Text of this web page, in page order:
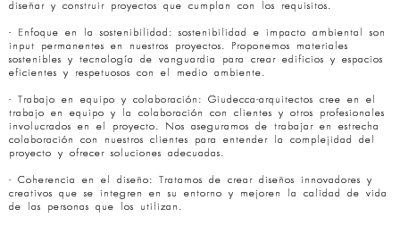
diseñar y construir proyectos que cumplan con los requisitos.
- Enfoque en la sostenibilidad: sostenibilidad e impacto ambiental son
input permanentes en nuestros proyectos. Proponemos materiales
sostenibles y tecnología de vanguardia para crear edificios y espacios
eficientes y respetuosos con el medio ambiente.
- Trabajo en equipo y colaboración: Giudecca-arquitectos cree en el
trabajo en equipo y la colaboración con clientes y otros profesionales
involucrados en el proyecto. Nos aseguramos de trabajar en estrecha
colaboración con nuestros clientes para entender la complejidad del
proyecto y ofrecer soluciones adecuadas.
- Coherencia en el diseño: Tratamos de crear diseños innovadores y
creativos que se integren en su entorno y mejoren la calidad de vida
de las personas que los utilizan.